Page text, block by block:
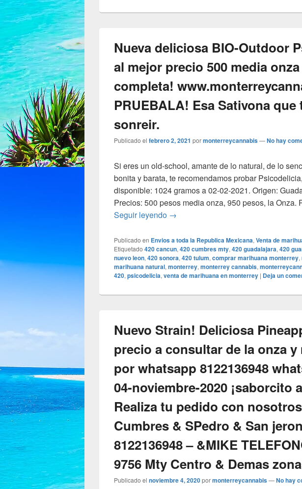
Nueva deliciosa BIO-Outdoor
al mejor precio 500 media
completa!
PRUEBALA! Esa Sativona que
sonreir.
Publicado el febrero 2, 2021 pormonterreycannabis—No hay
Si eres un old-school, amante de lo natural, de lo
bonita y barata, te recomendamos probar
disponible: 1024 gramos a 02-02-2021. Origen:
Precios: 500 pesos media onza, 950 pesos, la Onza.
Seguir leyendo Nueva deliciosa BIO-Outdoor
→
Publicado en Envios a toda la Republica Mexicana, Venta de
Etiquetado 420 cancun, 420 cumbres mty, 420 guadalajara, 420
nuevo leon, 420 sonora, 420 tulum, comprar marihuana monterrey,
marihuana natural, monterrey, monterrey cannabis,
420, psicodelicia, venta de marihuana en monterrey | Deja un
Nuevo Strain! Deliciosa
precio a consultar de la onza y
por whatsapp 8122136948
04-noviembre-2020 ¡saborcito
Realiza tu pedido con
Cumbres & SPedro & San
8122136948 – &MIKE
9756 Mty Centro & Demas
Publicado el noviembre 4, 2020pormonterreycannabis—No hay